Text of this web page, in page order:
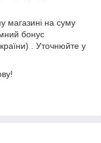
магазині на суму
бонус
. Уточнюйте у